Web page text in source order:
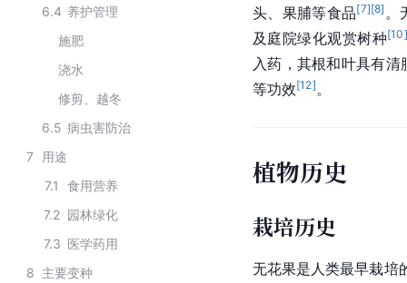
6.4 养护管理
施肥
浇水
修剪、越冬
6.5 病虫害防治
7
用途
7.1
食用营养
7.2 园林绿化
7.3 医学药用
8 主要变种
头、果脯等食品[7][8] 。
及庭院绿化观赏树种[10]
入药，其根和叶具有
等功效[12] 。
植物历史
栽培历史
无花果是人类最早栽培